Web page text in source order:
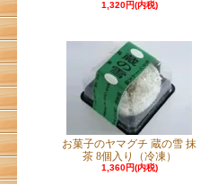
1,320円(内税)
お菓子のヤマグチ 蔵の雪 抹
茶 8個入り（冷凍）
1,360円(内税)